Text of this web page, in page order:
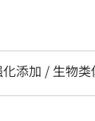
添加 / 生物